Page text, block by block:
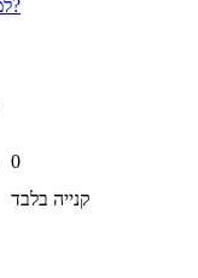
למה לקנות אצלנו?
0
קנייה בלבד